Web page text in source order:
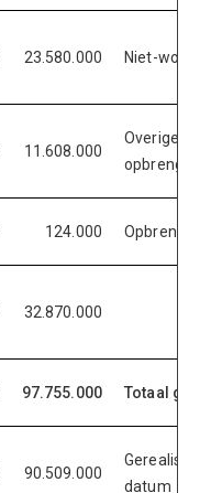
23.580.000 Niet-
11.608.000
Overige
opbrengsten
124.000
32.870.000
97.755.000 Totaal
90.509.000
Gerealiseerd
datum